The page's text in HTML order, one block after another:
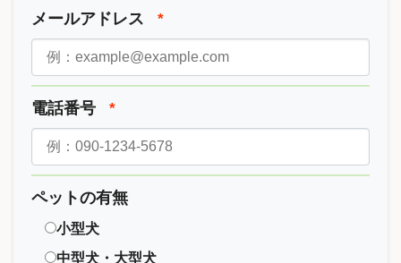
メールアドレス *
電話番号 *
ペットの有無
小型犬
中型犬・大型犬